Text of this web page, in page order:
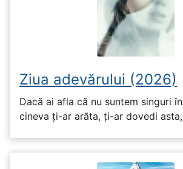
Ziua adevărului (2026)
Dacă ai afla că nu suntem singuri
cineva ți-ar arăta, ți-ar dovedi